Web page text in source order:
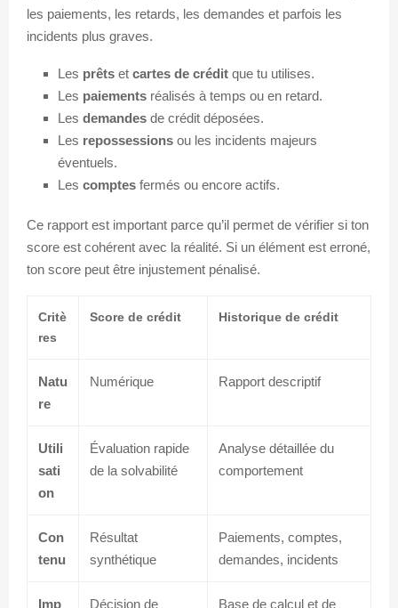
les paiements, les retards, les demandes et parfois les
incidents plus graves.
Les prêts et cartes de crédit que tu utilises.
Les paiements réalisés à temps ou en retard.
Les demandes de crédit déposées.
Les repossessions ou les incidents majeurs
éventuels.
Les comptes fermés ou encore actifs.
Ce rapport est important parce qu’il permet de vérifier si ton
score est cohérent avec la réalité. Si un élément est erroné,
ton score peut être injustement pénalisé.
Critè
res
Score de crédit Historique de crédit
Natu
re
Numérique Rapport descriptif
Utili
sati
on
Évaluation rapide
de la solvabilité
Analyse détaillée du
comportement
Con
tenu
Résultat
synthétique
Paiements, comptes,
demandes, incidents
Imp
Décision de
Base de calcul et de